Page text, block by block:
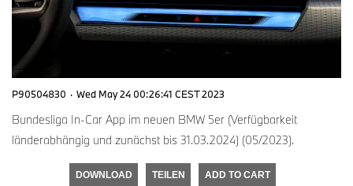
P90504830 · Wed May 24 00:26:41 CEST 2023
Bundesliga In-Car App im neuen BMW 5er (Verfügbarkeit
länderabhängig und zunächst bis 31.03.2024) (05/2023).
DOWNLOAD TEILEN ADD TO CART